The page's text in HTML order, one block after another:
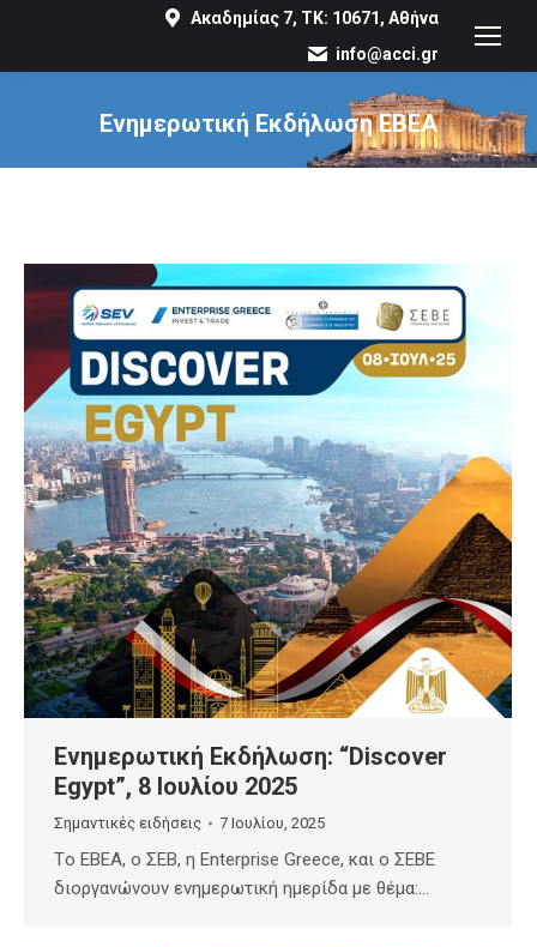
Ακαδημίας 7, ΤΚ: 10671, Αθήνα
info@acci.gr
Ενημερωτική Εκδήλωση EBEA
You are here:
Ενημερωτική Εκδήλωση: “Discover
Egypt”, 8 Ιουλίου 2025
Σημαντικές ειδήσεις 7 Ιουλίου, 2025
Tο ΕΒΕΑ, o ΣΕΒ, η Enterprise Greece, και ο ΣΕΒΕ
διοργανώνουν ενημερωτική ημερίδα με θέμα:…